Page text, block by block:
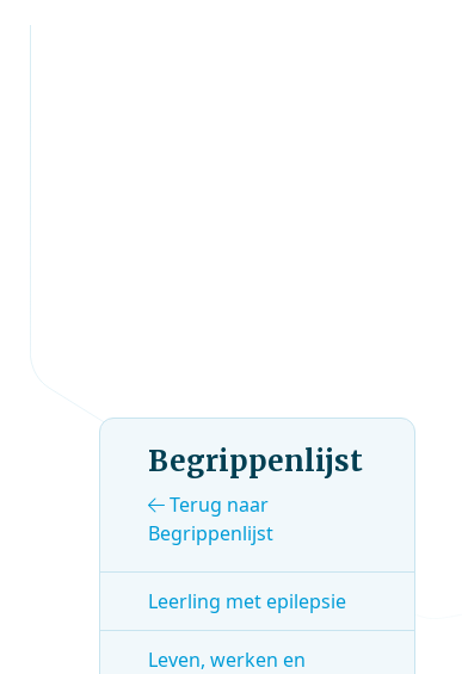
Begrippenlijst
Terug naar
Begrippenlijst
Leerling met epilepsie
Leven, werken en